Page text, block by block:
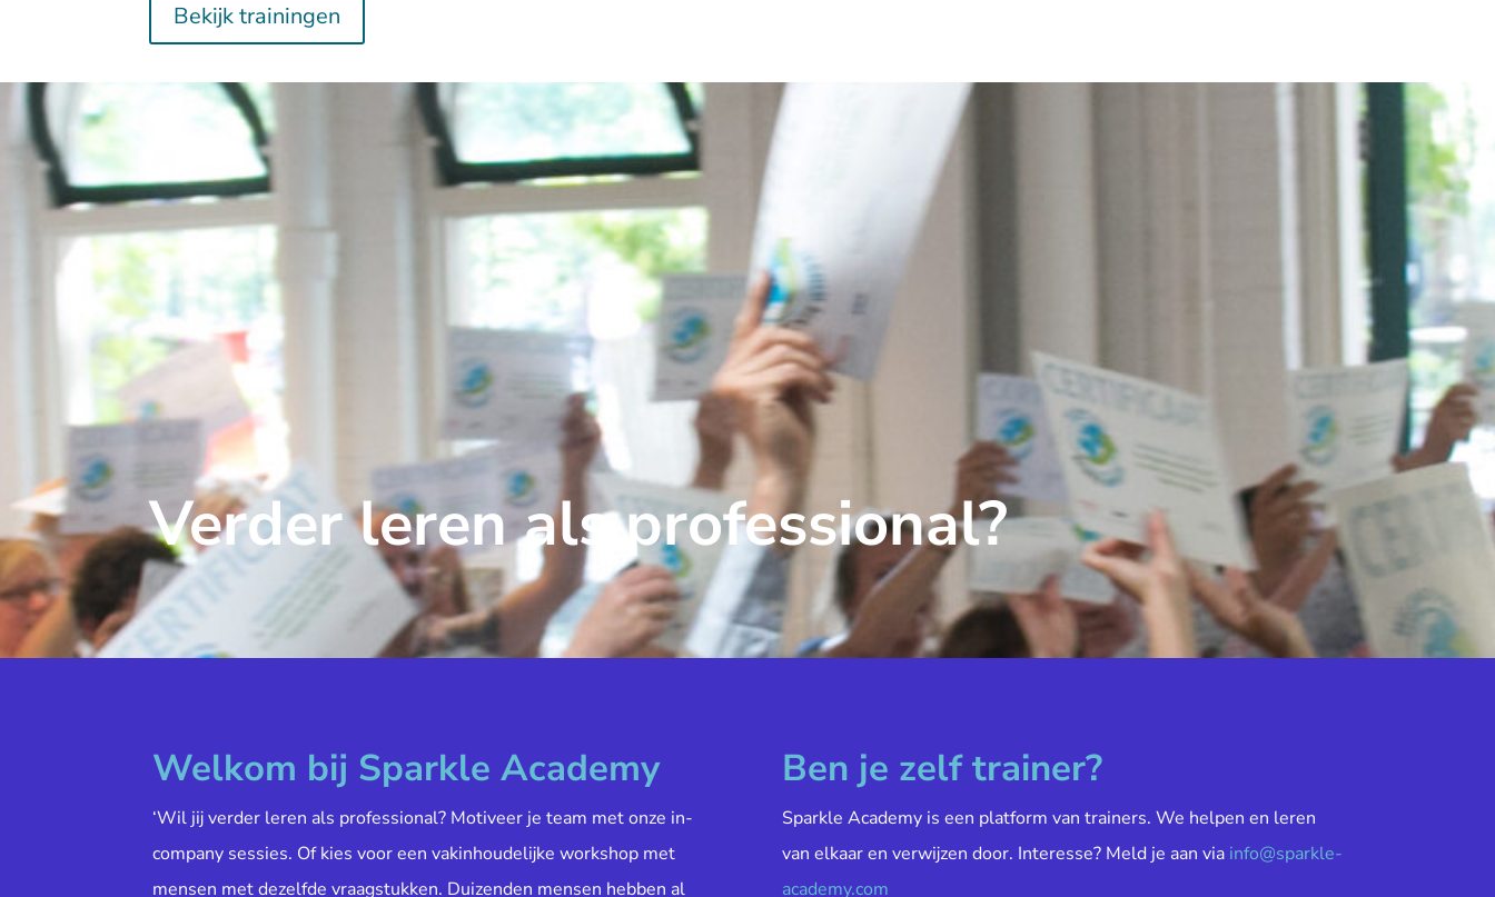
Bekijk trainingen
Verder leren als professional?
Welkom bij Sparkle Academy
‘Wil jij verder leren als professional? Motiveer je team met onze in-
company sessies. Of kies voor een vakinhoudelijke workshop met
mensen met dezelfde vraagstukken. Duizenden mensen hebben al
Ben je zelf trainer?
Sparkle Academy is een platform van trainers. We helpen en leren
van elkaar en verwijzen door. Interesse? Meld je aan via info@sparkle-
academy.com